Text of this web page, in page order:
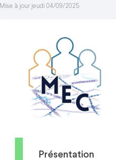
Mise à jour jeudi 04/09/2025
Présentation